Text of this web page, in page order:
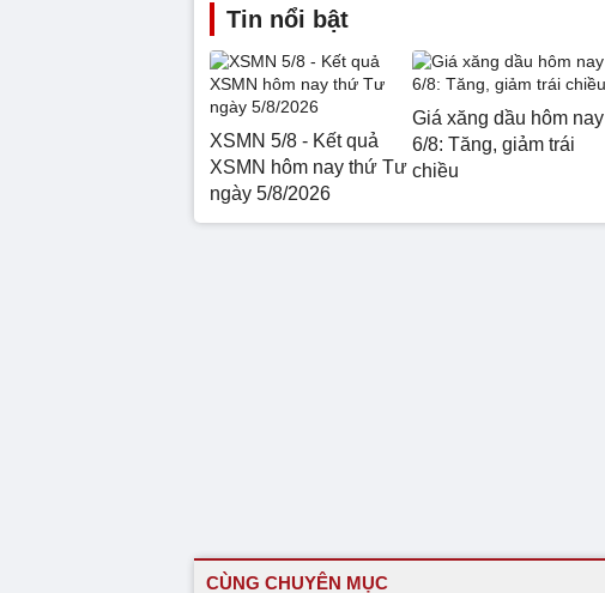
Tin nổi bật
XSMN 5/8 - Kết quả
XSMN hôm nay thứ Tư
ngày 5/8/2026
Giá xăng dầu hôm nay
6/8: Tăng, giảm trái
chiều
CÙNG CHUYÊN MỤC